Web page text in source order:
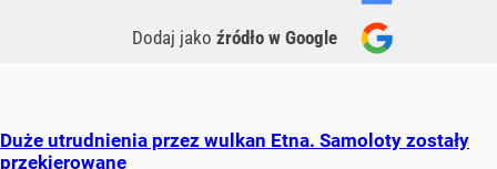
Dodaj jako źródło w Google
Duże utrudnienia przez wulkan Etna. Samoloty zostały
przekierowane